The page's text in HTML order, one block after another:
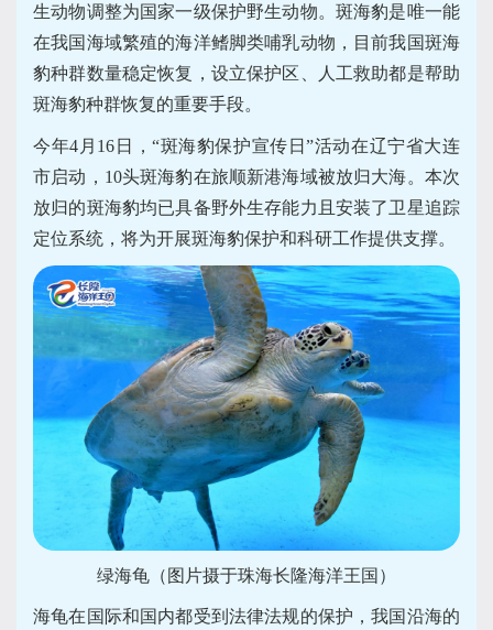
生动物调整为国家一级保护野生动物。斑海豹是唯一能
在我国海域繁殖的海洋鳍脚类哺乳动物，目前我国斑海
豹种群数量稳定恢复，设立保护区、人工救助都是帮助
斑海豹种群恢复的重要手段。
今年4月16日，“斑海豹保护宣传日”活动在辽宁省大连
市启动，10头斑海豹在旅顺新港海域被放归大海。本次
放归的斑海豹均已具备野外生存能力且安装了卫星追踪
定位系统，将为开展斑海豹保护和科研工作提供支撑。
绿海龟（图片摄于珠海长隆海洋王国）
海龟在国际和国内都受到法律法规的保护，我国沿海的